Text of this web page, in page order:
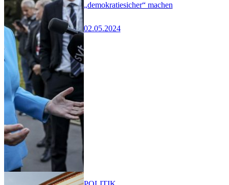
„demokratiesicher“ machen
02.05.2024